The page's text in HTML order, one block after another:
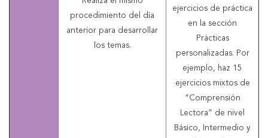
procedimiento del día
anterior para desarrollar
los temas.
ejercicios de práctica
en la sección
Prácticas
personalizadas. Por
ejemplo, haz 15
ejercicios mixtos de
“Comprensión
Lectora” de nivel
Básico, Intermedio y